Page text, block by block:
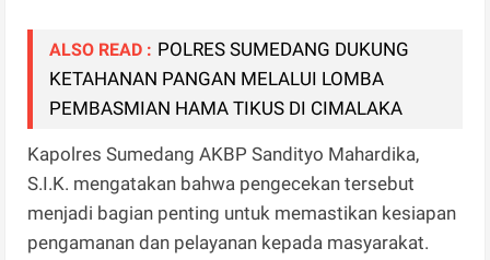
ALSO READ : POLRES SUMEDANG DUKUNG
KETAHANAN PANGAN MELALUI LOMBA
PEMBASMIAN HAMA TIKUS DI CIMALAKA
Kapolres Sumedang AKBP Sandityo Mahardika,
S.I.K. mengatakan bahwa pengecekan tersebut
menjadi bagian penting untuk memastikan kesiapan
pengamanan dan pelayanan kepada masyarakat.